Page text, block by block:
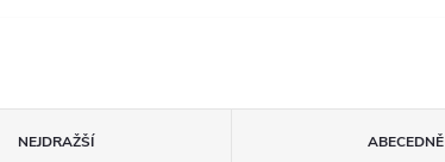
NEJDRAŽŠÍ ABECEDNĚ